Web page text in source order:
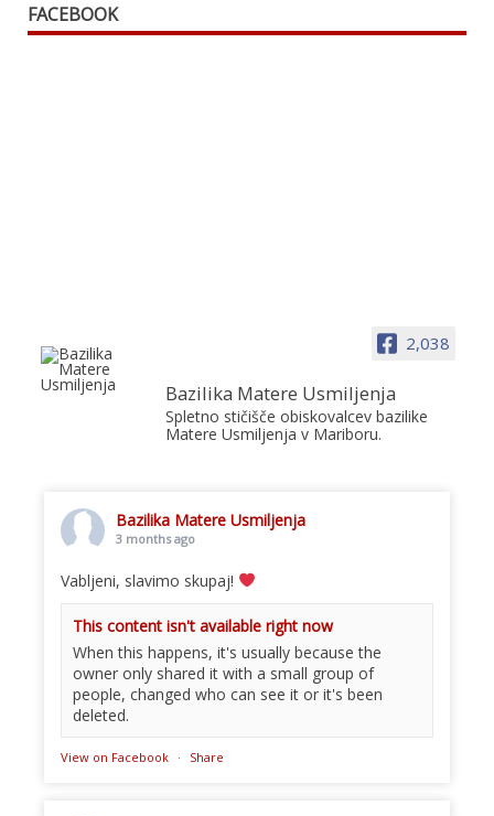
FACEBOOK
2,038
Bazilika Matere Usmiljenja
Spletno stičišče obiskovalcev bazilike
Matere Usmiljenja v Mariboru.
Bazilika Matere Usmiljenja
3 months ago
Vabljeni, slavimo skupaj!
This content isn't available right now
When this happens, it's usually because the
owner only shared it with a small group of
people, changed who can see it or it's been
deleted.
View on Facebook · Share